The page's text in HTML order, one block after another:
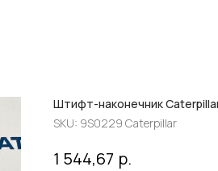
Штифт-наконечник
SKU: 9S0229 Caterpillar
1 544,67 р.